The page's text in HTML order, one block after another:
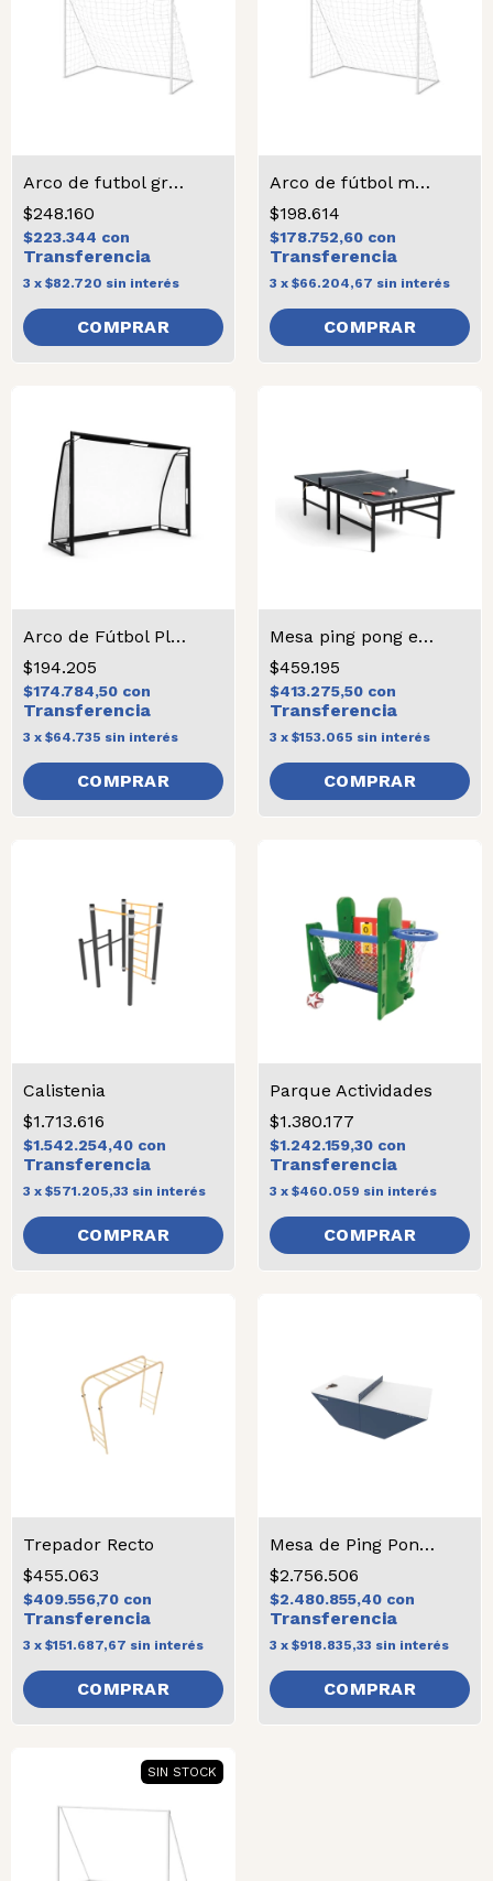
Arco de futbol grande
$248.160
$223.344 con
3 x $82.720 sin interés
Arco de fútbol mediano
$198.614
$178.752,60 con
3 x $66.204,67 sin interés
Arco de Fútbol Plegable
$194.205
$174.784,50 con
3 x $64.735 sin interés
Mesa ping pong estándar
$459.195
$413.275,50 con
3 x $153.065 sin interés
Calistenia
$1.713.616
$1.542.254,40 con
3 x $571.205,33 sin interés
Parque Actividades
$1.380.177
$1.242.159,30 con
3 x $460.059 sin interés
Trepador Recto
$455.063
$409.556,70 con
3 x $151.687,67 sin interés
Mesa de Ping Pong reforzada
$2.756.506
$2.480.855,40 con
3 x $918.835,33 sin interés
SIN STOCK